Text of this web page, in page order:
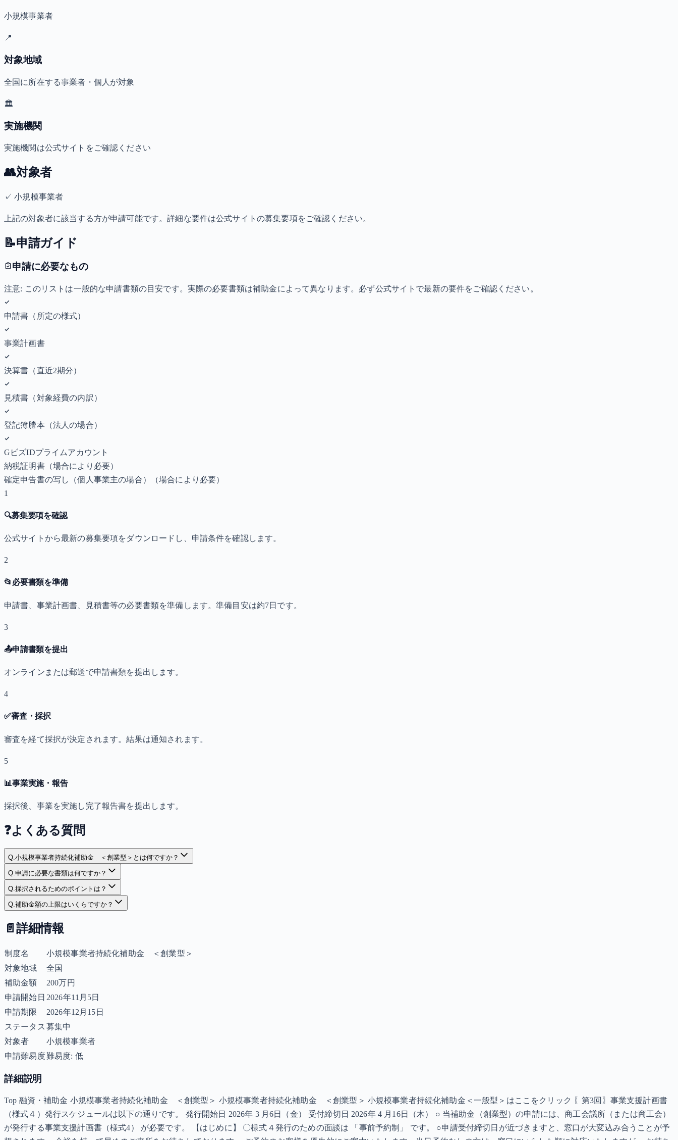
小規模事業者
📍
対象地域
全国に所在する事業者・個人が対象
🏛️
実施機関
実施機関は公式サイトをご確認ください
👥対象者
✓小規模事業者
上記の対象者に該当する方が申請可能です。詳細な要件は公式サイトの募集要項をご確認ください。
📝申請ガイド
申請に必要なもの
注意: このリストは一般的な申請書類の目安です。実際の必要書類は補助金によって異なります。必ず公式サイトで最新の要件をご確認ください。
申請書（所定の様式）
事業計画書
決算書（直近2期分）
見積書（対象経費の内訳）
登記簿謄本（法人の場合）
GビズIDプライムアカウント
納税証明書（場合により必要）
確定申告書の写し（個人事業主の場合）
（場合により必要）
1
🔍募集要項を確認
公式サイトから最新の募集要項をダウンロードし、申請条件を確認します。
2
📂 必要書類を準備
申請書、事業計画書、見積書等の必要書類を準備します。準備目安は約7日です。
3
📤申請書類を提出
オンラインまたは郵送で申請書類を提出します。
4
✅審査・採択
審査を経て採択が決定されます。結果は通知されます。
5
📊事業実施・報告
採択後、事業を実施し完了報告書を提出します。
❓よくある質問
Q.小規模事業者持続化補助金 ＜創業型＞とは何ですか？
Q.申請に必要な書類は何ですか？
Q.採択されるためのポイントは？
Q.補助金額の上限はいくらですか？
📄 詳細情報
制度名
小規模事業者持続化補助金 ＜創業型＞
対象地域
全国
補助金額
200万円
申請開始日 2026年11月5日
申請期限
2026年12月15日
ステータス 募集中
対象者
小規模事業者
申請難易度難易度: 低
詳細説明
Top 融資・補助金 小規模事業者持続化補助金 ＜創業型＞ 小規模事業者持続化補助金 ＜創業型＞ 小規模事業者持続化補助金＜一般型＞はここをクリック 〖第3回〗事業支援計画書
（様式４）発行スケジュールは以下の通りです。 発行開始日 2026年 3 月6日（金） 受付締切日 2026年 4 月16日（木） ○ 当補助金（創業型）の申請には、商工会議所（または商工会）
が発行する事業支援計画書（様式4） が必要です。 【はじめに】 〇様式４発行のための面談は 「事前予約制」 です。 ○申請受付締切日が近づきますと、窓口が大変込み合うことが予